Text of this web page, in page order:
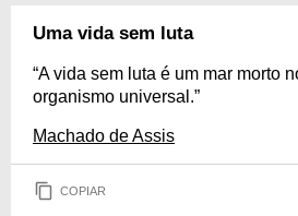
Uma vida sem luta
“A vida sem luta é um mar morto
organismo universal.”
Machado de Assis
COPIAR